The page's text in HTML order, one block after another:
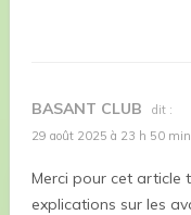
BASANT CLUB
dit :
29 août 2025 à 23 h 50 min
Merci pour cet article
explications sur les